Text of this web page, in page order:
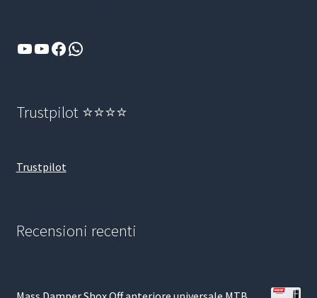
YouTube
YouTube
Facebook
WhatsApp
Trustpilot ⭐⭐⭐⭐
Trustpilot
Recensioni recenti